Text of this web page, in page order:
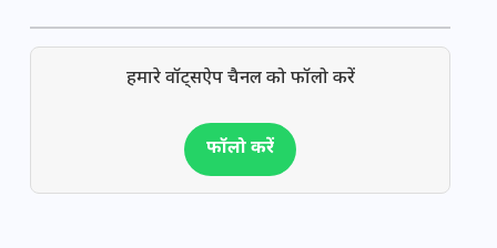
हमारे वॉट्सऐप चैनल को फॉलो करें
फॉलो करें